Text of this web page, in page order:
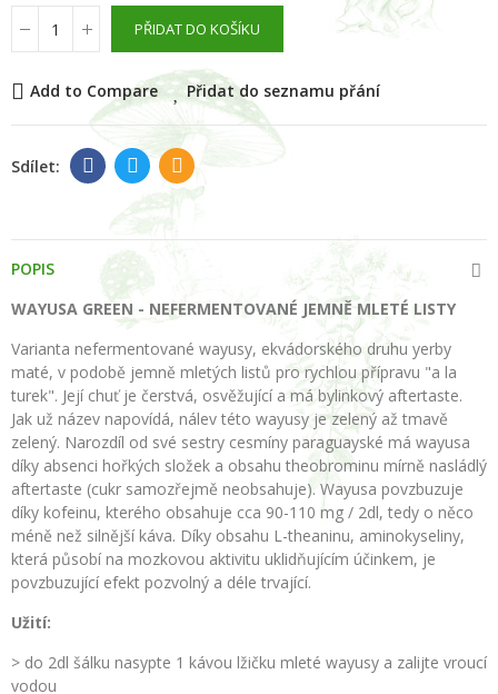
PŘIDAT DO KOŠÍKU
Add to Compare Přidat do seznamu přání
POPIS
WAYUSA GREEN - NEFERMENTOVANÉ JEMNĚ MLETÉ LISTY
Varianta nefermentované wayusy, ekvádorského druhu yerby
maté, v podobě jemně mletých listů pro rychlou přípravu "a la
turek". Její chuť je čerstvá, osvěžující a má bylinkový aftertaste.
Jak už název napovídá, nálev této wayusy je zelený až tmavě
zelený. Narozdíl od své sestry cesmíny paraguayské má wayusa
díky absenci hořkých složek a obsahu theobrominu mírně nasládlý
aftertaste (cukr samozřejmě neobsahuje). Wayusa povzbuzuje
díky kofeinu, kterého obsahuje cca 90-110 mg / 2dl, tedy o něco
méně než silnější káva. Díky obsahu L-theaninu, aminokyseliny,
která působí na mozkovou aktivitu uklidňujícím účinkem, je
povzbuzující efekt pozvolný a déle trvající.
Užití:
> do 2dl šálku nasypte 1 kávou lžičku mleté wayusy a zalijte vroucí
vodou